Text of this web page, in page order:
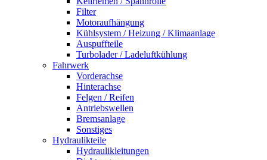
Filter
Motoraufhängung
Kühlsystem / Heizung / Klimaanlage
Auspuffteile
Turbolader / Ladeluftkühlung
Fahrwerk
Vorderachse
Hinterachse
Felgen / Reifen
Antriebswellen
Bremsanlage
Sonstiges
Hydraulikteile
Hydraulikleitungen